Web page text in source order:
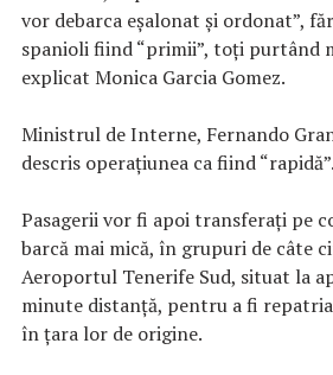
vor debarca eşalonat şi ordonat”,
spanioli fiind “primii”, toţi purtând
explicat Monica Garcia Gomez.
Ministrul de Interne, Fernando
descris operaţiunea ca fiind “rapidă”.
Pasagerii vor fi apoi transferaţi pe
barcă mai mică, în grupuri de câte
Aeroportul Tenerife Sud, situat la
minute distanţă, pentru a fi
în ţara lor de origine.